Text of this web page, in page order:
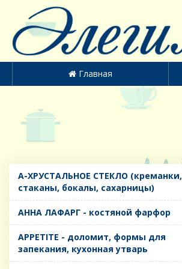
Главная
A-ХРУСТАЛЬНОЕ СТЕКЛО (креманки,
стаканы, бокалы, сахарницы)
AHHA ЛАФАРГ - костяной фарфор
APPETITE - доломит, формы для
запекания, кухонная утварь